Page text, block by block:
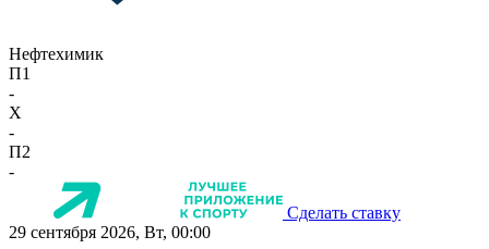
Нефтехимик
П1
-
X
-
П2
-
Сделать ставку
29 сентября 2026, Вт, 00:00